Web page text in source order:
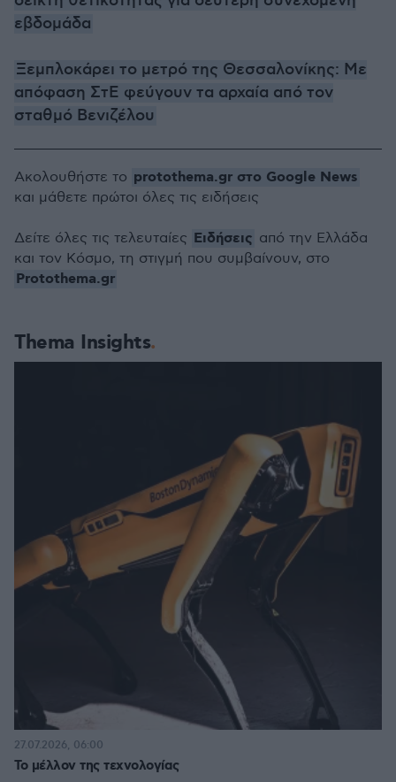
εβδομάδα
Ξεμπλοκάρει το μετρό της Θεσσαλονίκης: Με
απόφαση ΣτΕ φεύγουν τα αρχαία από τον
σταθμό Βενιζέλου
Thema Insights
Το μέλλον της τεχνολογίας
27.07.2026, 06:00
Ακολουθήστε το protothema.gr στο Google News
και μάθετε πρώτοι όλες τις ειδήσεις
Δείτε όλες τις τελευταίες Ειδήσεις από την Ελλάδα
και τον Κόσμο, τη στιγμή που συμβαίνουν, στο
Protothema.gr